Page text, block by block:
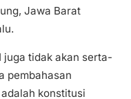
Jawa Barat
juga tidak akan serta-
pembahasan
konstitusi